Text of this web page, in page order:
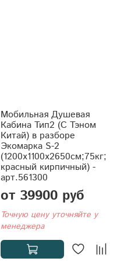
Мобильная Душевая
Кабина Тип2 (С Тэном
Китай) в разборе
Экомарка S-2
(1200x1100x2650см;75кг;
красный кирпичный) -
арт.561300
от 39900 руб
Точную цену уточняйте у
менеджера